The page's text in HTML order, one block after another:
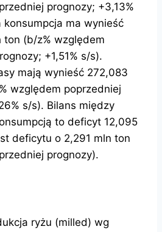
prognozy; +3,13%
konsumpcja ma wynieść
ton (b/z% względem
+1,51% s/s).
mają wynieść 272,083
względem poprzedniej
s/s). Bilans między
to deficyt 12,095
deficytu o 2,291 mln ton
prognozy).
ryżu (milled) wg